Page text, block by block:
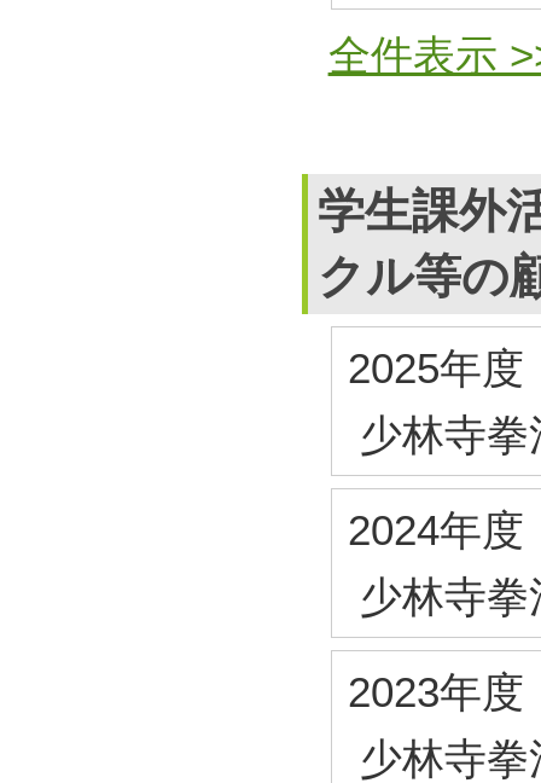
全件表示
学生課外
クル等の
2025年度
少林寺
2024年度
少林寺
2023年度
少林寺